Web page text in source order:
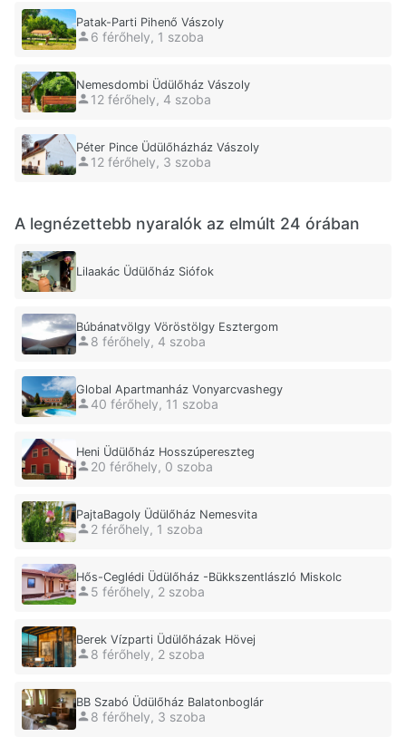
Patak-Parti Pihenő Vászoly
6 férőhely, 1 szoba
Nemesdombi Üdülőház Vászoly
12 férőhely, 4 szoba
Péter Pince Üdülőházház Vászoly
12 férőhely, 3 szoba
A legnézettebb nyaralók az elmúlt 24 órában
Lilaakác Üdülőház Siófok
Búbánatvölgy Vöröstölgy Esztergom
8 férőhely, 4 szoba
Global Apartmanház Vonyarcvashegy
40 férőhely, 11 szoba
Heni Üdülőház Hosszúpereszteg
20 férőhely, 0 szoba
PajtaBagoly Üdülőház Nemesvita
2 férőhely, 1 szoba
Hős-Ceglédi Üdülőház -Bükkszentlászló Miskolc
5 férőhely, 2 szoba
Berek Vízparti Üdülőházak Hövej
8 férőhely, 2 szoba
BB Szabó Üdülőház Balatonboglár
8 férőhely, 3 szoba